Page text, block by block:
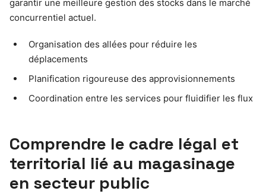
garantir une meilleure gestion des stocks dans le marché
concurrentiel actuel.
Organisation des allées pour réduire les
déplacements
Planification rigoureuse des approvisionnements
Coordination entre les services pour fluidifier les flux
Comprendre le cadre légal et
territorial lié au magasinage
en secteur public